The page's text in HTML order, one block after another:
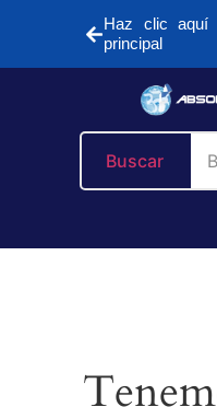
Haz clic aquí
principal
Buscar